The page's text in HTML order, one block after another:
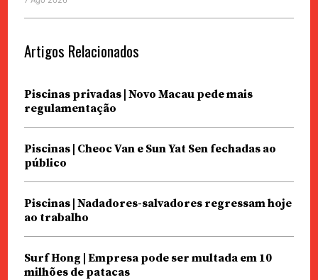
Artigos Relacionados
Piscinas privadas | Novo Macau pede mais
regulamentação
Piscinas | Cheoc Van e Sun Yat Sen fechadas ao
público
Piscinas | Nadadores-salvadores regressam hoje
ao trabalho
Surf Hong | Empresa pode ser multada em 10
milhões de patacas